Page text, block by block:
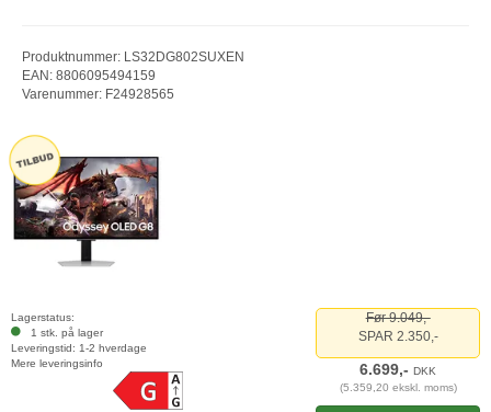
Produktnummer: LS32DG802SUXEN
EAN: 8806095494159
Varenummer: F24928565
Lagerstatus:
1 stk. på lager
Leveringstid: 1-2 hverdage
Mere leveringsinfo
Før 9.049,-
SPAR 2.350,-
6.699,-DKK
(5.359,20 ekskl. moms)